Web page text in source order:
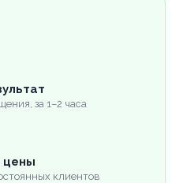
за 1–2 часа
цены
клиентов